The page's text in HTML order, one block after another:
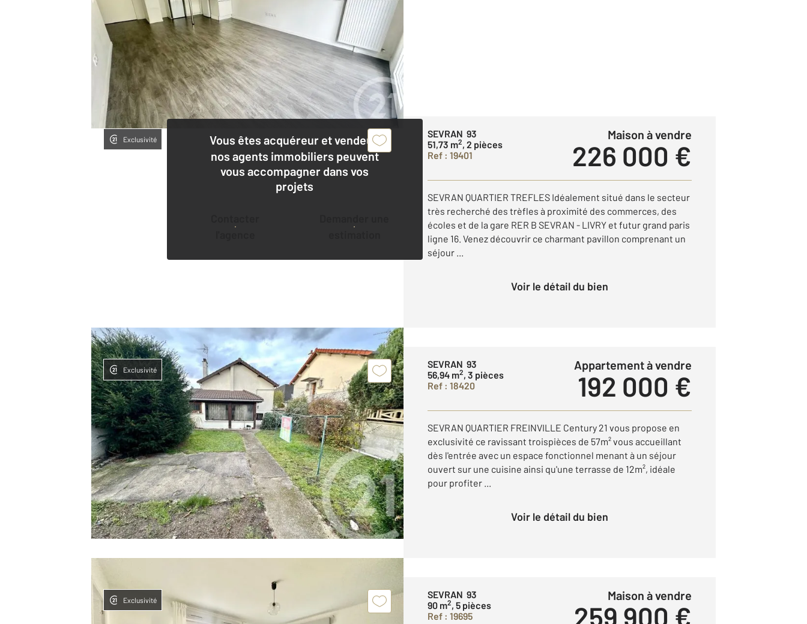
Vous êtes acquéreur et vendeur,
nos agents immobiliers peuvent
vous accompagner dans vos
projets
Exclusivité
SEVRAN 93
51,73 m2, 2 pièces
Ref : 19401
Maison à vendre
226 000 €
SEVRAN QUARTIER TREFLES Idéalement situé dans le secteur
très recherché des trèfles à proximité des commerces, des
écoles et de la gare RER B SEVRAN - LIVRY et futur grand paris
ligne 16. Venez découvrir ce charmant pavillon comprenant un
séjour ...
Voir le détail du bien
Exclusivité
SEVRAN 93
56,94 m2, 3 pièces
Ref : 18420
Appartement à vendre
192 000 €
SEVRAN QUARTIER FREINVILLE Century 21 vous propose en
exclusivité ce ravissant troispièces de 57m² vous accueillant
dès l'entrée avec un espace fonctionnel menant à un séjour
ouvert sur une cuisine ainsi qu'une terrasse de 12m², idéale
pour profiter ...
Voir le détail du bien
Exclusivité
SEVRAN 93
90 m2, 5 pièces
Ref : 19695
Maison à vendre
259 900 €